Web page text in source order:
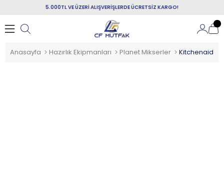
5.000TL VE ÜZERİ ALIŞVERİŞLERDE ÜCRETSİZ KARGO!
Anasayfa Hazırlık Ekipmanları Planet Mikserler